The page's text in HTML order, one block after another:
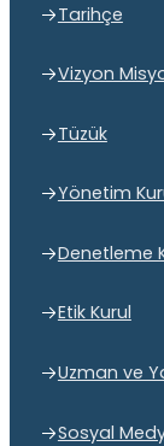
Tarihçe
Vizyon
Tüzük
Yönetim
Denetleme
Etik Kurul
Uzman ve
Sosyal